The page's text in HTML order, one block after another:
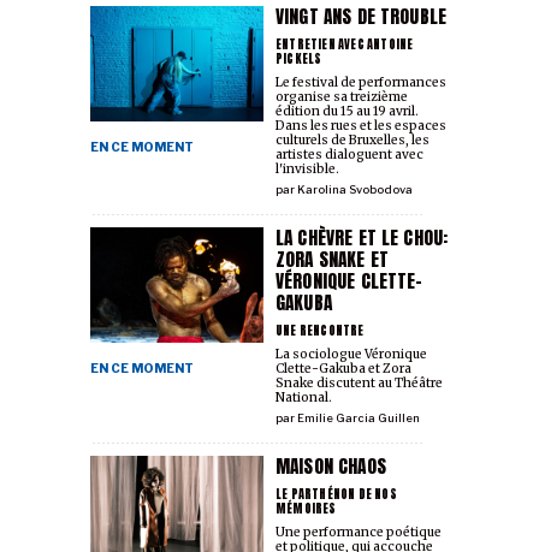
VINGT ANS DE TROUBLE
ENTRETIEN AVEC ANTOINE
PICKELS
EN CE MOMENT
parKarolina Svobodova
Le festival de performances
organise sa treizième
édition du 15 au 19 avril.
Dans les rues et les espaces
culturels de Bruxelles, les
artistes dialoguent avec
l'invisible.
LA CHÈVRE ET LE CHOU:
ZORA SNAKE ET
VÉRONIQUE CLETTE-
GAKUBA
UNE RENCONTRE
EN CE MOMENT
parEmilie Garcia Guillen
La sociologue Véronique
Clette-Gakuba et Zora
Snake discutent au Théâtre
National.
MAISON CHAOS
LE PARTHÉNON DE NOS
MÉMOIRES
Une performance poétique
et politique, qui accouche